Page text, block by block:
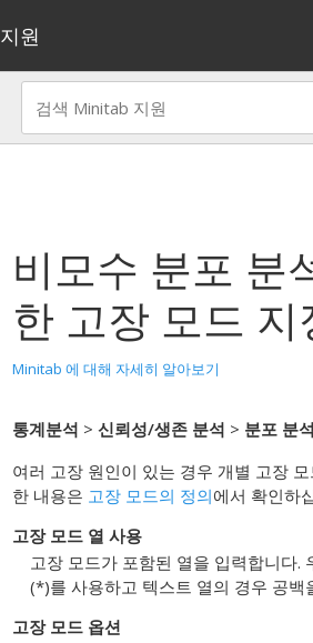
지원
비모수 분포 분
한 고장 모드 지
Minitab 에 대해 자세히 알아보기
통계분석 > 신뢰성/생존 분석 > 분포 분
여러 고장 원인이 있는 경우 개별 고장
한 내용은 고장 모드의 정의에서 확인하
고장 모드 열 사용
고장 모드가 포함된 열을 입력합니다.
(*)를 사용하고 텍스트 열의 경우 공백
고장 모드 옵션